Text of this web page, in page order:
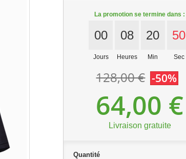
La promotion se termine dans :
00
Jours
08
Heures
20
Min
50
Sec
128,00 € -50%
64,00 €
Livraison gratuite
Quantité